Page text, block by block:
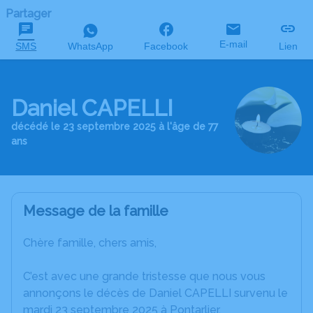
Partager
SMS WhatsApp Facebook E-mail Lien
Daniel CAPELLI
décédé le 23 septembre 2025 à l'âge de 77
ans
Message de la famille
Chère famille, chers amis,
C’est avec une grande tristesse que nous vous
annonçons le décès de Daniel CAPELLI survenu le
mardi 23 septembre 2025 à Pontarlier.